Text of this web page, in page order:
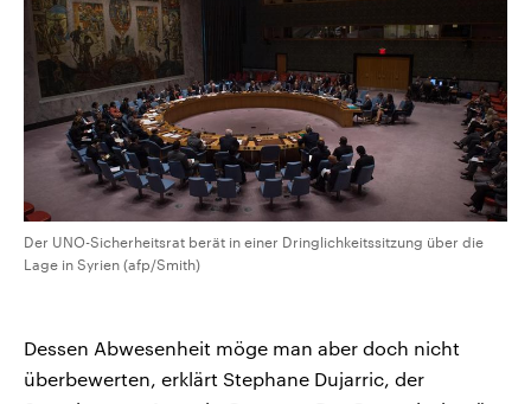
Der UNO-Sicherheitsrat berät in einer Dringlichkeitssitzung über die
Lage in Syrien (afp/Smith)
Dessen Abwesenheit möge man aber doch nicht
überbewerten, erklärt Stephane Dujarric, der